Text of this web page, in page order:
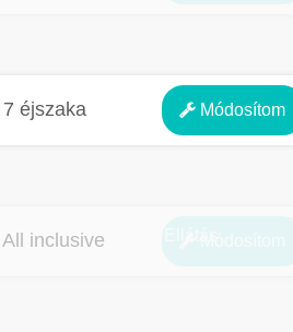
7 éjszaka Módosítom
Éjszakák
All inclusive